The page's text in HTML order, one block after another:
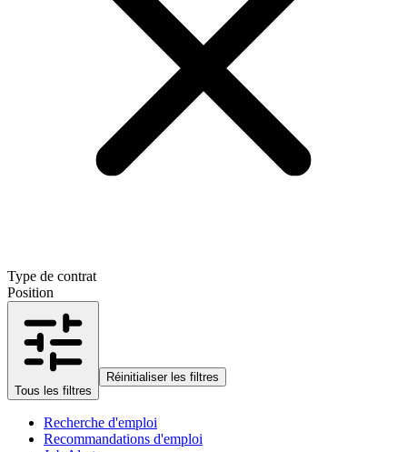
Type de contrat
Position
Tous les filtres
Réinitialiser les filtres
Recherche d'emploi
Recommandations d'emploi